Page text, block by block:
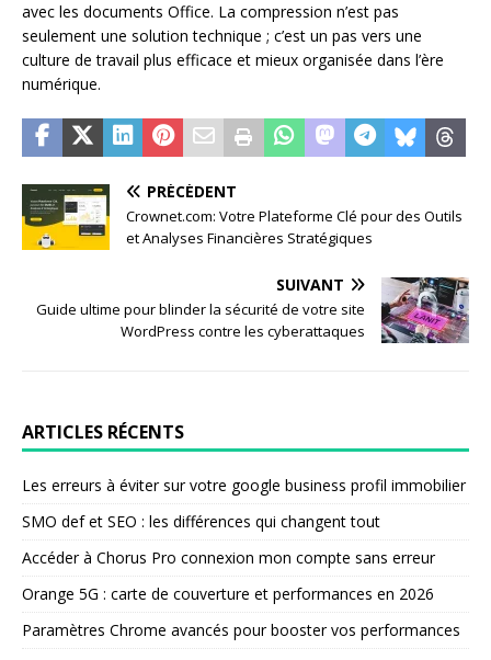
avec les documents Office. La compression n’est pas
seulement une solution technique ; c’est un pas vers une
culture de travail plus efficace et mieux organisée dans l’ère
numérique.
PRÉCÉDENT
Crownet.com: Votre Plateforme Clé pour des Outils
et Analyses Financières Stratégiques
SUIVANT
Guide ultime pour blinder la sécurité de votre site
WordPress contre les cyberattaques
ARTICLES RÉCENTS
Les erreurs à éviter sur votre google business profil immobilier
SMO def et SEO : les différences qui changent tout
Accéder à Chorus Pro connexion mon compte sans erreur
Orange 5G : carte de couverture et performances en 2026
Paramètres Chrome avancés pour booster vos performances